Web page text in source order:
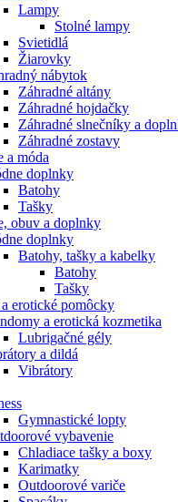
Lampy
Stolné lampy
Svietidlá
Žiarovky
nábytok
Záhradné altány
Záhradné hojdačky
Záhradné slnečníky a
Záhradné zostavy
a móda
doplnky
Batohy
Tašky
obuv a doplnky
doplnky
Batohy, tašky a kabelky
Batohy
Tašky
a erotické pomôcky
a erotická kozmetika
Lubrigačné gély
a dildá
Vibrátory
Gymnastické lopty
vybavenie
Chladiace tašky a boxy
Karimatky
Outdoorové variče